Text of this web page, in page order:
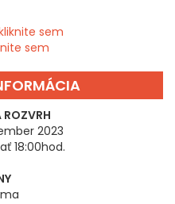
sem
sem
ROZVRH
2023
18:00hod.